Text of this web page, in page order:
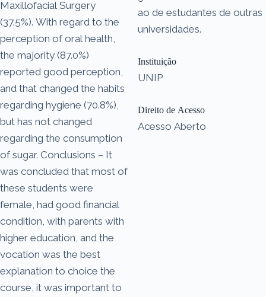
Maxillofacial Surgery
(37.5%). With regard to the
perception of oral health,
the majority (87.0%)
reported good perception,
and that changed the habits
regarding hygiene (70.8%),
but has not changed
regarding the consumption
of sugar. Conclusions – It
was concluded that most of
these students were
female, had good financial
condition, with parents with
higher education, and the
vocation was the best
explanation to choice the
course, it was important to
ao de estudantes de outras
universidades.
Instituição
UNIP
Direito de Acesso
Acesso Aberto